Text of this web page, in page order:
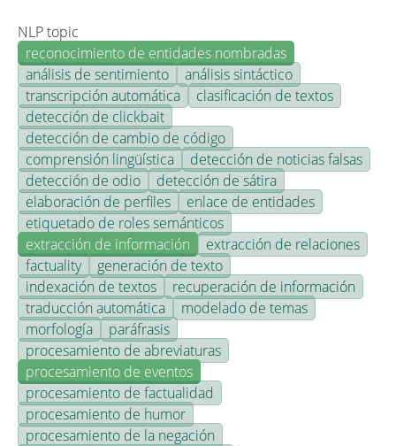
NLP topic
reconocimiento de entidades nombradas
análisis de sentimiento
análisis sintáctico
transcripción automática
clasificación de textos
detección de clickbait
detección de cambio de código
comprensión lingüística
detección de noticias falsas
detección de odio
detección de sátira
elaboración de perfiles
enlace de entidades
etiquetado de roles semánticos
extracción de información
extracción de relaciones
factuality
generación de texto
indexación de textos
recuperación de información
traducción automática
modelado de temas
morfología
paráfrasis
procesamiento de abreviaturas
procesamiento de eventos
procesamiento de factualidad
procesamiento de humor
procesamiento de la negación